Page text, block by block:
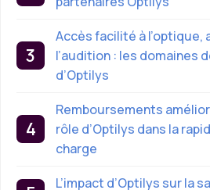
Accès facilité à l’optique,
l’audition : les domaines
d’Optilys
Remboursements
rôle d’Optilys dans la
charge
L’impact d’Optilys sur la